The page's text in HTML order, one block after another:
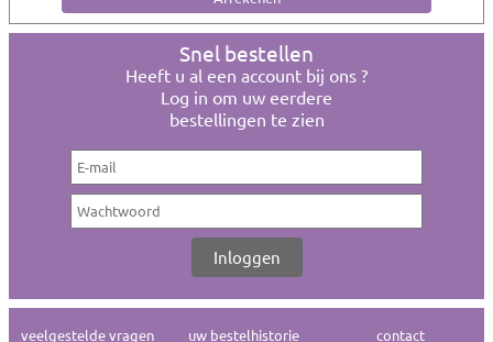
Snel bestellen
Heeft u al een account bij ons ?
Log in om uw eerdere
bestellingen te zien
veelgestelde vragen uw bestelhistorie contact